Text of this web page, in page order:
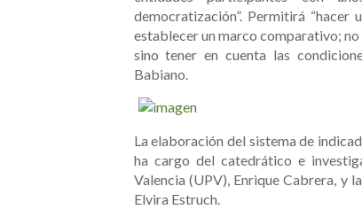
democratización”. Permitirá
establecer un marco comparativo;
sino tener en cuenta las
Babiano.
La elaboración del sistema de
ha cargo del catedrático e
Valencia (UPV), Enrique Cabrera, y
Elvira Estruch.